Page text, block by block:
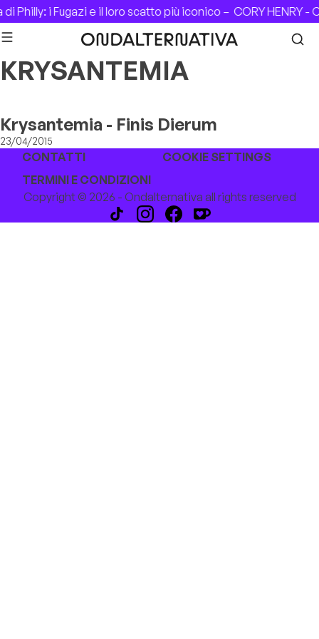
Skip to content
Philly: i Fugazi e il loro scatto più iconico – CORY HENRY -
KRYSANTEMIA
Krysantemia - Finis Dierum
23/04/2015
CONTATTI
COOKIE SETTINGS
TERMINI E CONDIZIONI
Copyright © 2026 - Ondalternativa all rights reserved